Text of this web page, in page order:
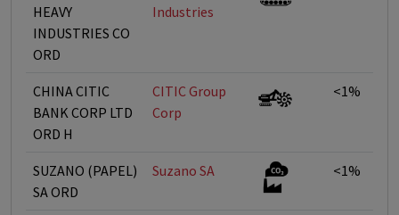
HEAVY
INDUSTRIES CO
ORD
Industries
CHINA CITIC
BANK CORP LTD
ORD H
CITIC Group
Corp
<1%
SUZANO (PAPEL)
SA ORD
Suzano SA <1%